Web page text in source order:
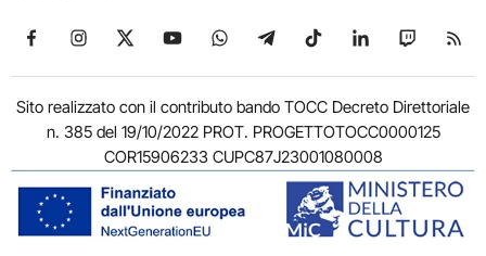
Seguici su Facebook
Seguici su Instagram
Seguici su X
Seguici su YouTube
Seguici su WhatsApp
Seguici su Telegram
Seguici su TikTok
Seguici su
Seguici
Sito realizzato con il contributo bando TOCC Decreto Direttoriale
n. 385 del 19/10/2022 PROT. PROGETTOTOCC0000125
COR15906233 CUPC87J23001080008